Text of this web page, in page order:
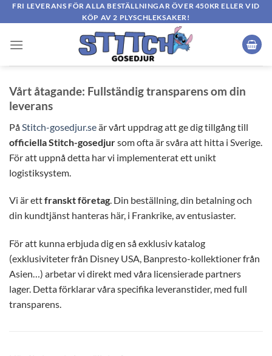
Skip
to
FRI LEVERANS FÖR ALLA BESTÄLLNINGAR ÖVER 450KR ELLER VID
KÖP AV 2 PLYSCHLEKSAKER!
Vårt åtagande: Fullständig transparens om din
leverans
På Stitch-gosedjur.seär vårt uppdrag att ge dig tillgång till
officiella Stitch-gosedjursom ofta är svåra att hitta i Sverige.
För att uppnå detta har vi implementerat ett unikt
logistiksystem.
Vi är ettfranskt företag. Din beställning, din betalning och
din kundtjänst hanteras här, i Frankrike, av entusiaster.
För att kunna erbjuda dig en så exklusiv katalog
(exklusiviteter från Disney USA, Banpresto-kollektioner från
Asien…) arbetar vi direkt med våra licensierade partners
lager. Detta förklarar våra specifika leveranstider, med full
transparens.